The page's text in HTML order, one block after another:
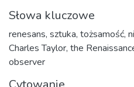
Słowa kluczowe
renesans, sztuka, tożsamość,
Charles Taylor, the
observer